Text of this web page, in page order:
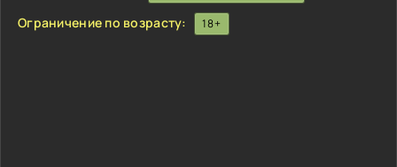
Ограничение по возрасту: 18+